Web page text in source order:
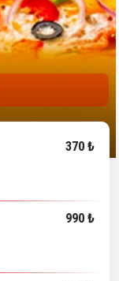
370 ₺
990 ₺